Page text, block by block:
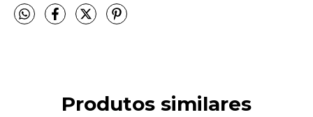
Produtos similares